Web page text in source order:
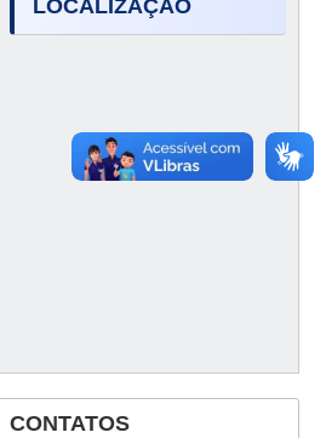
LOCALIZAÇÃO
CONTATOS